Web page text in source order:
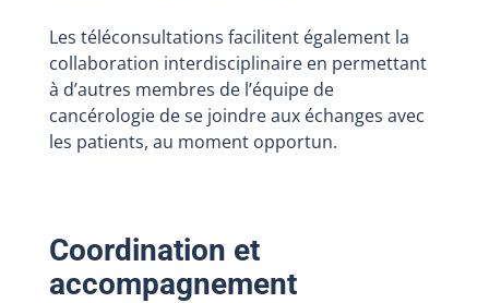
Les téléconsultations facilitent également la
collaboration interdisciplinaire en permettant
à d’autres membres de l’équipe de
cancérologie de se joindre aux échanges avec
les patients, au moment opportun.
Coordination et
accompagnement